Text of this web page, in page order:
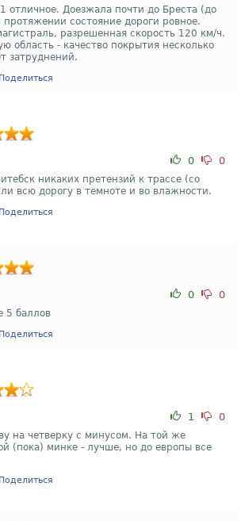
отличное. Доезжала почти до Бреста (до
состояние дороги ровное.
разрешенная скорость 120 км/ч.
область - качество покрытия несколько
затруднений.
Поделиться
0 0
никаких претензий к трассе (со
всю дорогу в темноте и во влажности.
Поделиться
0 0
5 баллов
Поделиться
1 0
на четверку с минусом. На той же
(пока) минке - лучше, но до европы все
Поделиться